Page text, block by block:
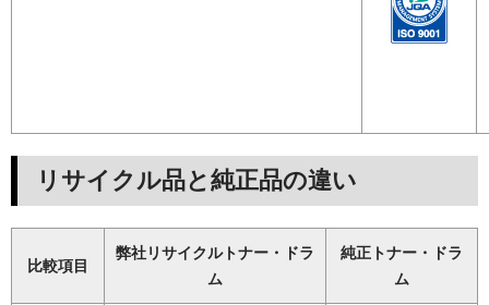
リサイクル品と純正品の違い
比較項目
弊社リサイクルトナー・ドラ
ム
純正トナー・ドラ
ム